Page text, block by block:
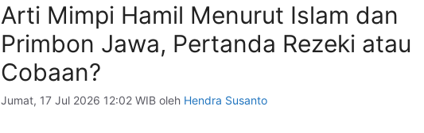
Arti Mimpi Hamil Menurut Islam dan
Primbon Jawa, Pertanda Rezeki atau
Cobaan?
Jumat, 17 Jul 2026 12:02 WIB oleh Hendra Susanto